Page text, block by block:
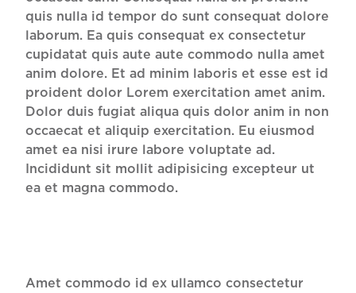
quis nulla id tempor do sunt consequat dolore
laborum. Ea quis consequat ex consectetur
cupidatat quis aute aute commodo nulla amet
anim dolore. Et ad minim laboris et esse est id
proident dolor Lorem exercitation amet anim.
Dolor duis fugiat aliqua quis dolor anim in non
occaecat et aliquip exercitation. Eu eiusmod
amet ea nisi irure labore voluptate ad.
Incididunt sit mollit adipisicing excepteur ut
ea et magna commodo.
Amet commodo id ex ullamco consectetur